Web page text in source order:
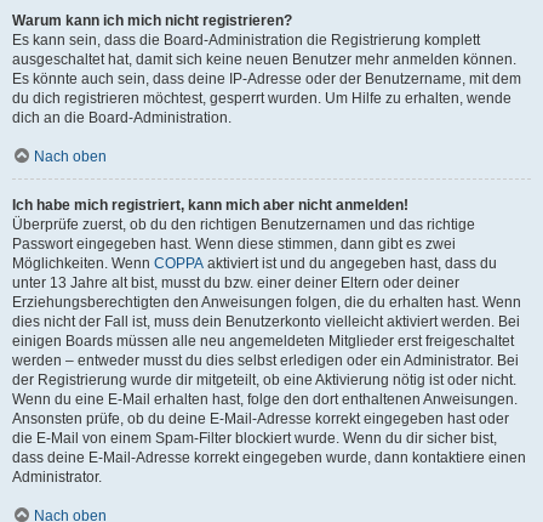
Warum kann ich mich nicht registrieren?
Es kann sein, dass die Board-Administration die Registrierung komplett
ausgeschaltet hat, damit sich keine neuen Benutzer mehr anmelden können.
Es könnte auch sein, dass deine IP-Adresse oder der Benutzername, mit dem
du dich registrieren möchtest, gesperrt wurden. Um Hilfe zu erhalten, wende
dich an die Board-Administration.
Nach oben
Ich habe mich registriert, kann mich aber nicht anmelden!
Überprüfe zuerst, ob du den richtigen Benutzernamen und das richtige
Passwort eingegeben hast. Wenn diese stimmen, dann gibt es zwei
Möglichkeiten. Wenn COPPA aktiviert ist und du angegeben hast, dass du
unter 13 Jahre alt bist, musst du bzw. einer deiner Eltern oder deiner
Erziehungsberechtigten den Anweisungen folgen, die du erhalten hast. Wenn
dies nicht der Fall ist, muss dein Benutzerkonto vielleicht aktiviert werden. Bei
einigen Boards müssen alle neu angemeldeten Mitglieder erst freigeschaltet
werden – entweder musst du dies selbst erledigen oder ein Administrator. Bei
der Registrierung wurde dir mitgeteilt, ob eine Aktivierung nötig ist oder nicht.
Wenn du eine E-Mail erhalten hast, folge den dort enthaltenen Anweisungen.
Ansonsten prüfe, ob du deine E-Mail-Adresse korrekt eingegeben hast oder
die E-Mail von einem Spam-Filter blockiert wurde. Wenn du dir sicher bist,
dass deine E-Mail-Adresse korrekt eingegeben wurde, dann kontaktiere einen
Administrator.
Nach oben